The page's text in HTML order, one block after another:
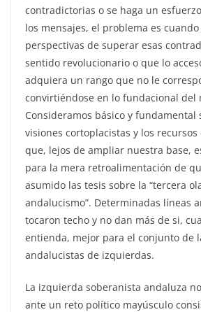
contradictorias o se haga un
los mensajes, el problema es
perspectivas de superar esas
sentido revolucionario o que lo
adquiera un rango que no le
convirtiéndose en lo fundacional del
Consideramos básico y fundamental
visiones cortoplacistas y los
que, lejos de ampliar nuestra base,
para la mera retroalimentación de
asumido las tesis sobre la “tercera
andalucismo”. Determinadas líneas
tocaron techo y no dan más de si,
entienda, mejor para el conjunto de
andalucistas de izquierdas.
La izquierda soberanista andaluza
ante un reto político mayúsculo